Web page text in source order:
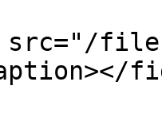
files/